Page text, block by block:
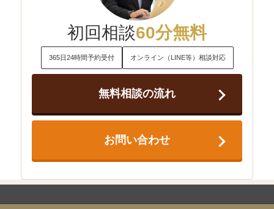
初回相談60分無料
365日24時間予約受付 オンライン（LINE等）相談対応
無料相談の流れ
お問い合わせ